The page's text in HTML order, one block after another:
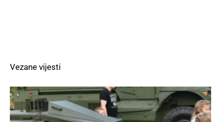
Vezane vijesti